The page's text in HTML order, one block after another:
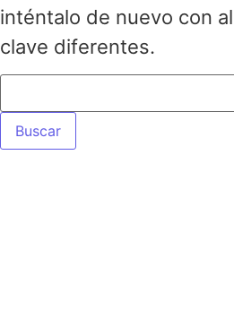
inténtalo de nuevo con
clave diferentes.